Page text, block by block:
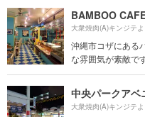
BAMBOO
大衆焼肉(A)キンジテ
沖縄市コザにある
な雰囲気が素敵で
中央パークアベ
大衆焼肉(A)キンジテ